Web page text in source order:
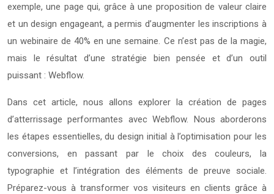
exemple, une page qui, grâce à une proposition de valeur claire
et un design engageant, a permis d’augmenter les inscriptions à
un webinaire de 40% en une semaine. Ce n’est pas de la magie,
mais le résultat d’une stratégie bien pensée et d’un outil
puissant : Webflow.
Dans cet article, nous allons explorer la création de pages
d’atterrissage performantes avec Webflow. Nous aborderons
les étapes essentielles, du design initial à l’optimisation pour les
conversions, en passant par le choix des couleurs, la
typographie et l’intégration des éléments de preuve sociale.
Préparez-vous à transformer vos visiteurs en clients grâce à